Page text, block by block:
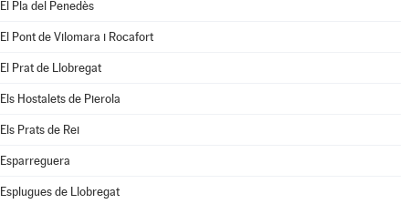
El Pla del Penedès
El Pont de Vilomara i Rocafort
El Prat de Llobregat
Els Hostalets de Pierola
Els Prats de Rei
Esparreguera
Esplugues de Llobregat